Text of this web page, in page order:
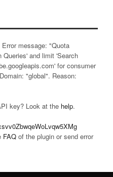
message: "Quota
Queries' and limit 'Search
for consumer
"global". Reason:
key? Look at the help.
FAQ of the plugin or send error